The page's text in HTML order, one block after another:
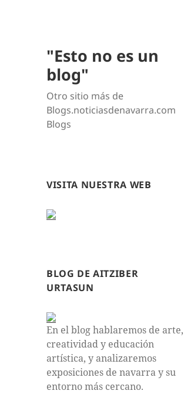
"Esto no es un
blog"
Otro sitio más de
Blogs.noticiasdenavarra.com
Blogs
VISITA NUESTRA WEB
BLOG DE AITZIBER
URTASUN
En el blog hablaremos de arte,
creatividad y educación
artística, y analizaremos
exposiciones de navarra y su
entorno más cercano.